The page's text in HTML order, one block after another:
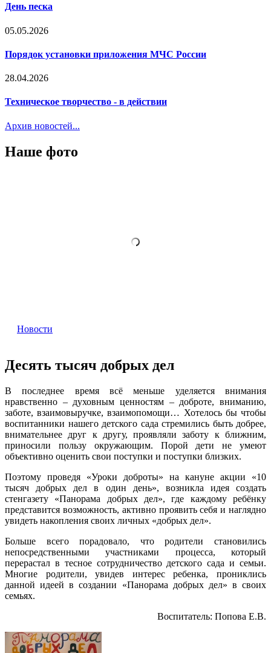
День песка
05.05.2026
Порядок установки приложения МЧС России
28.04.2026
Техническое творчество - в действии
Архив новостей...
Наше фото
Новости
Десять тысяч добрых дел
В последнее время всё меньше уделяется внимания
нравственно – духовным ценностям – доброте, вниманию,
заботе, взаимовыручке, взаимопомощи… Хотелось бы чтобы
воспитанники нашего детского сада стремились быть добрее,
внимательнее друг к другу, проявляли заботу к ближним,
приносили пользу окружающим. Порой дети не умеют
объективно оценить свои поступки и поступки близких.
Поэтому проведя «Уроки доброты» на кануне акции «10
тысяч добрых дел в один день», возникла идея создать
стенгазету «Панорама добрых дел», где каждому ребёнку
представится возможность, активно проявить себя и наглядно
увидеть накопления своих личных «добрых дел».
Больше всего порадовало, что родители становились
непосредственными участниками процесса, который
перерастал в тесное сотрудничество детского сада и семьи.
Многие родители, увидев интерес ребенка, прониклись
данной идеей в создании «Панорама добрых дел» в своих
семьях.
Воспитатель: Попова Е.В.